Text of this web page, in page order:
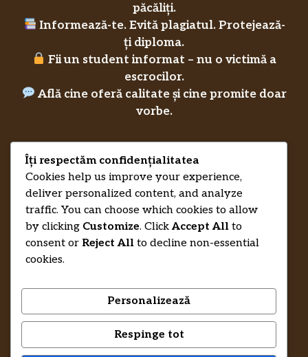
păcăliți.
Informează-te. Evită plagiatul. Protejează-
ți diploma.
Fii un student informat – nu o victimă a
escrocilor.
Află cine oferă calitate și cine promite doar
vorbe.
RecenziiLucrareLicenta.euCreditsPrivacy Policy
© 2026 RecenziiLucrareLicenta.eu •
Îți respectăm confidențialitatea
Cookies help us improve your experience,
deliver personalized content, and analyze
traffic. You can choose which cookies to allow
by clicking Customize. Click Accept All to
consent or Reject All to decline non-essential
cookies.
Personalizează
Respinge tot